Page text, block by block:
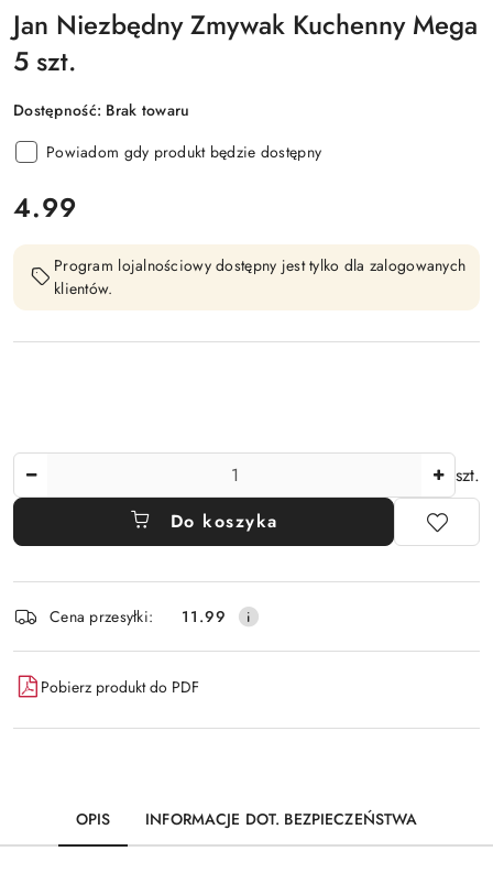
Jan Niezbędny Zmywak Kuchenny Mega
5 szt.
Dostępność: Brak towaru
Powiadom gdy produkt będzie dostępny
cena:
4.99
Program lojalnościowy dostępny jest tylko dla zalogowanych
klientów.
szt.
Do koszyka
i
dostawa
Cena przesyłki: 11.99
Pobierz produkt do PDF
OPIS INFORMACJE DOT. BEZPIECZEŃSTWA